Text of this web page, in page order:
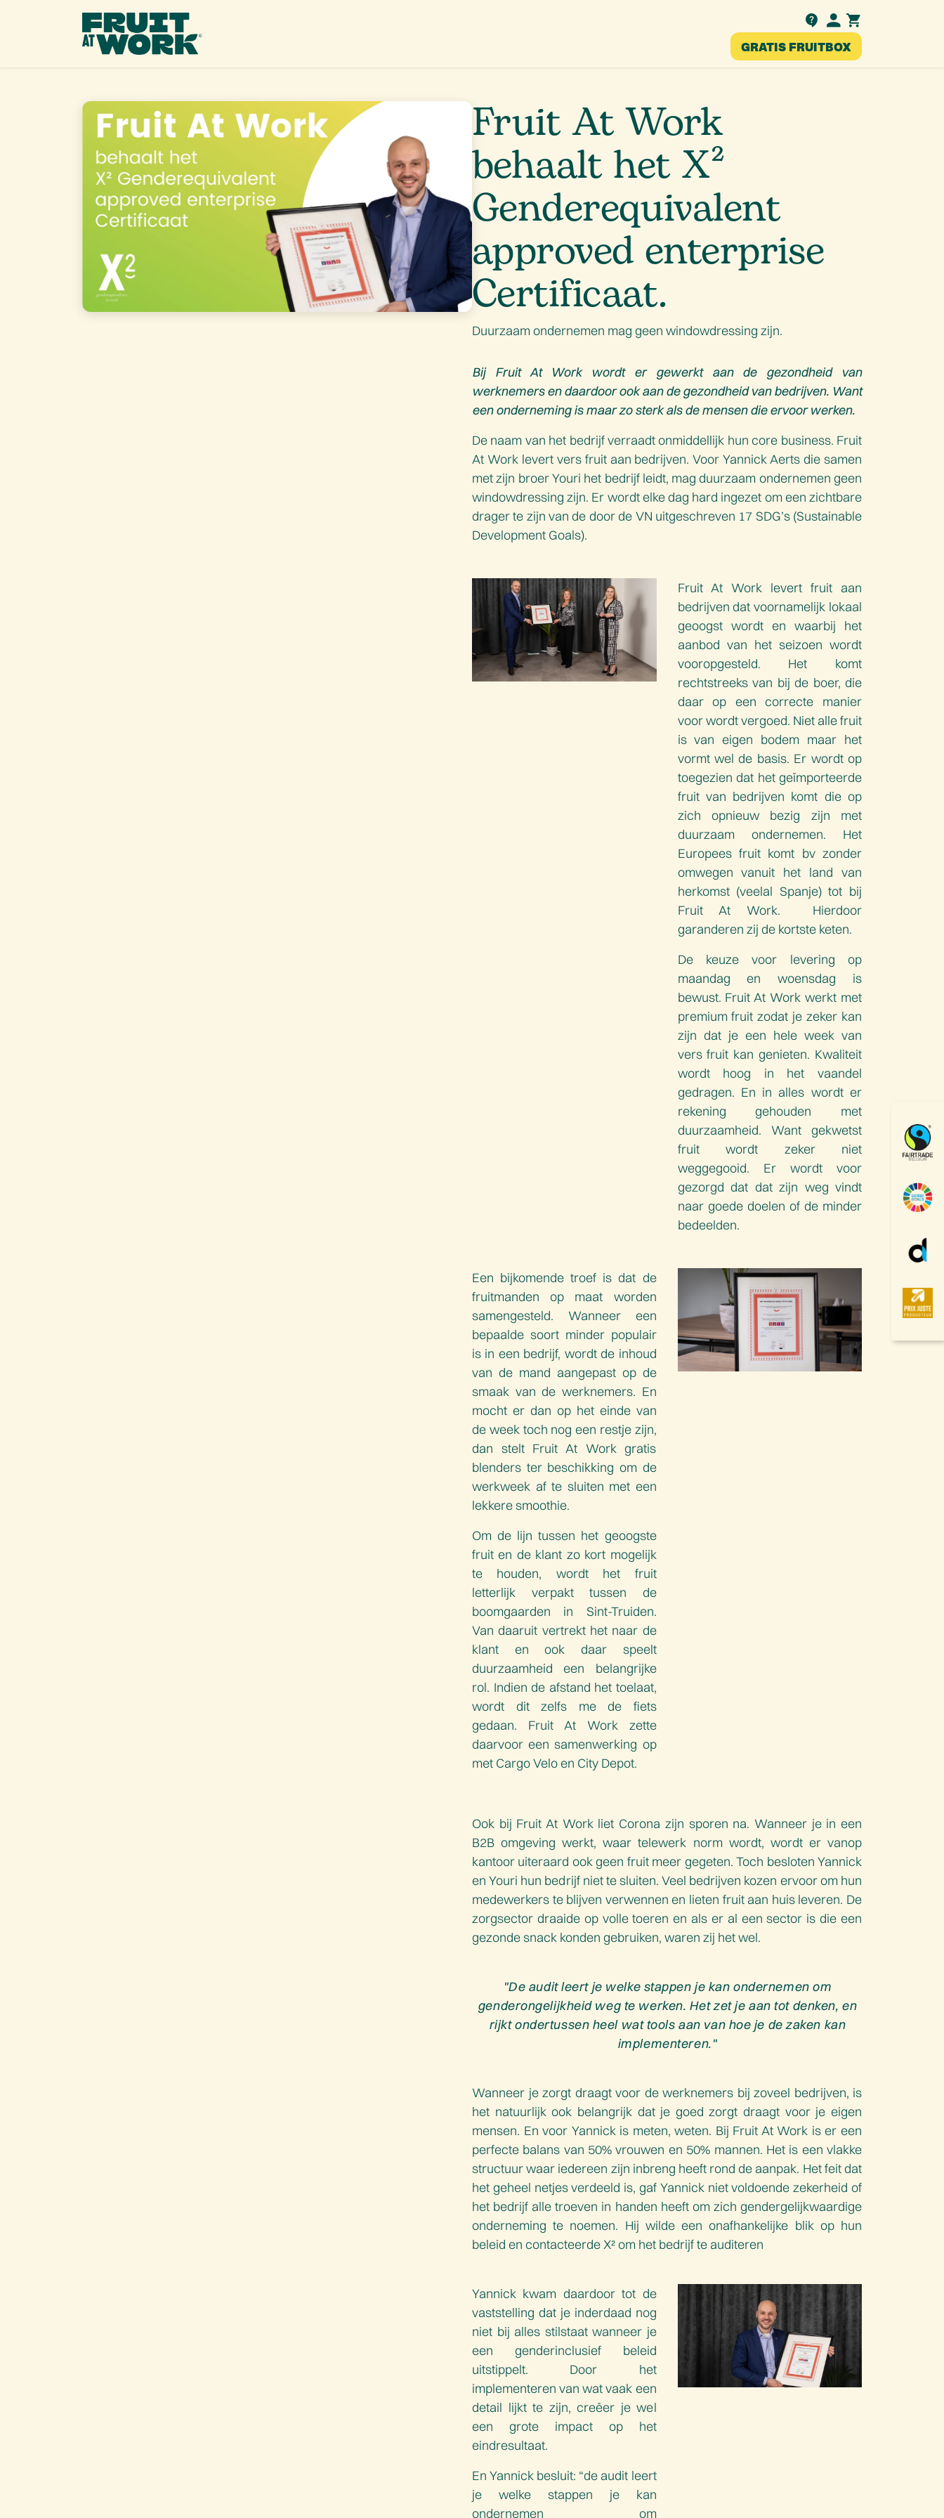
GRATIS FRUITBOX
Fruit At Work
behaalt het X²
Genderequivalent
approved enterprise
Certificaat.
Duurzaam ondernemen mag geen windowdressing zijn.
Bij Fruit At Work wordt er gewerkt aan de gezondheid van
werknemers en daardoor ook aan de gezondheid van bedrijven. Want
een onderneming is maar zo sterk als de mensen die ervoor werken.
De naam van het bedrijf verraadt onmiddellijk hun core business. Fruit
At Work levert vers fruit aan bedrijven. Voor Yannick Aerts die samen
met zijn broer Youri het bedrijf leidt, mag duurzaam ondernemen geen
windowdressing zijn. Er wordt elke dag hard ingezet om een zichtbare
drager te zijn van de door de VN uitgeschreven 17 SDG’s (Sustainable
Development Goals).
Fruit At Work levert fruit aan
bedrijven dat voornamelijk lokaal
geoogst wordt en waarbij het
aanbod van het seizoen wordt
vooropgesteld. Het komt
rechtstreeks van bij de boer, die
daar op een correcte manier
voor wordt vergoed. Niet alle fruit
is van eigen bodem maar het
vormt wel de basis. Er wordt op
toegezien dat het geïmporteerde
fruit van bedrijven komt die op
zich opnieuw bezig zijn met
duurzaam ondernemen. Het
Europees fruit komt bv zonder
omwegen vanuit het land van
herkomst (veelal Spanje) tot bij
Fruit At Work. Hierdoor
garanderen zij de kortste keten.
De keuze voor levering op
maandag en woensdag is
bewust. Fruit At Work werkt met
premium fruit zodat je zeker kan
zijn dat je een hele week van
vers fruit kan genieten. Kwaliteit
wordt hoog in het vaandel
gedragen. En in alles wordt er
rekening gehouden met
duurzaamheid. Want gekwetst
fruit wordt zeker niet
weggegooid. Er wordt voor
gezorgd dat dat zijn weg vindt
naar goede doelen of de minder
bedeelden.
Een bijkomende troef is dat de
fruitmanden op maat worden
samengesteld. Wanneer een
bepaalde soort minder populair
is in een bedrijf, wordt de inhoud
van de mand aangepast op de
smaak van de werknemers. En
mocht er dan op het einde van
de week toch nog een restje zijn,
dan stelt Fruit At Work gratis
blenders ter beschikking om de
werkweek af te sluiten met een
lekkere smoothie.
Om de lijn tussen het geoogste
fruit en de klant zo kort mogelijk
te houden, wordt het fruit
letterlijk verpakt tussen de
boomgaarden in Sint-Truiden.
Van daaruit vertrekt het naar de
klant en ook daar speelt
duurzaamheid een belangrijke
rol. Indien de afstand het toelaat,
wordt dit zelfs me de fiets
gedaan. Fruit At Work zette
daarvoor een samenwerking op
met Cargo Velo en City Depot.
Ook bij Fruit At Work liet Corona zijn sporen na. Wanneer je in een
B2B omgeving werkt, waar telewerk norm wordt, wordt er vanop
kantoor uiteraard ook geen fruit meer gegeten. Toch besloten Yannick
en Youri hun bedrijf niet te sluiten. Veel bedrijven kozen ervoor om hun
medewerkers te blijven verwennen en lieten fruit aan huis leveren. De
zorgsector draaide op volle toeren en als er al een sector is die een
gezonde snack konden gebruiken, waren zij het wel.
"De audit leert je welke stappen je kan ondernemen om
genderongelijkheid weg te werken. Het zet je aan tot denken, en
rijkt ondertussen heel wat tools aan van hoe je de zaken kan
implementeren."
Wanneer je zorgt draagt voor de werknemers bij zoveel bedrijven, is
het natuurlijk ook belangrijk dat je goed zorgt draagt voor je eigen
mensen. En voor Yannick is meten, weten. Bij Fruit At Work is er een
perfecte balans van 50% vrouwen en 50% mannen. Het is een vlakke
structuur waar iedereen zijn inbreng heeft rond de aanpak. Het feit dat
het geheel netjes verdeeld is, gaf Yannick niet voldoende zekerheid of
het bedrijf alle troeven in handen heeft om zich gendergelijkwaardige
onderneming te noemen. Hij wilde een onafhankelijke blik op hun
beleid en contacteerde X² om het bedrijf te auditeren
Yannick kwam daardoor tot de
vaststelling dat je inderdaad nog
niet bij alles stilstaat wanneer je
een genderinclusief beleid
uitstippelt. Door het
implementeren van wat vaak een
detail lijkt te zijn, creëer je wel
een grote impact op het
eindresultaat.
En Yannick besluit: “de audit leert
je welke stappen je kan
ondernemen om